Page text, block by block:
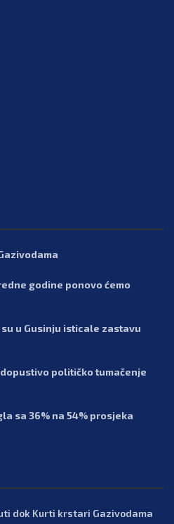
godine ponovo ćemo
u Gusinju isticale zastavu
političko tumačenje
sa 36% na 54% prosjeka
dok Kurti krstari Gazivodama